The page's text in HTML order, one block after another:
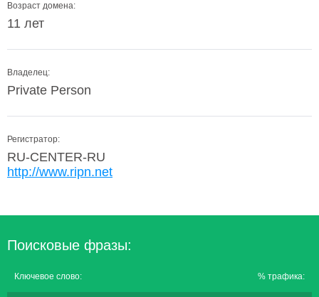
Возраст домена:
11 лет
Владелец:
Private Person
Регистратор:
RU-CENTER-RU
http://www.ripn.net
Поисковые фразы:
Ключевое слово: % трафика: